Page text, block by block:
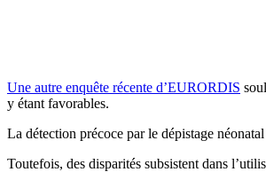
Une autre enquête récente d’EURORDIS
y étant favorables.
La détection précoce par le dépistage
Toutefois, des disparités subsistent dans